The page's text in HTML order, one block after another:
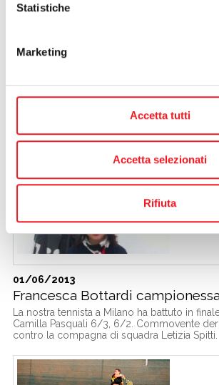
Statistiche
Marketing
Accetta tutti
Accetta selezionati
Rifiuta
Mondini Re del Macroarea
Il giovane tennista della Mincio con due
parteciperà al Master finale al centro
01/06/2013
Francesca Bottardi
La nostra tennista a Milano ha battuto in
Camilla Pasquali 6/3, 6/2. Commovente
contro la compagna di squadra Letizia Spitti.